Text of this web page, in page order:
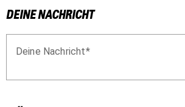
DEINE NACHRICHT
Deine Nachricht